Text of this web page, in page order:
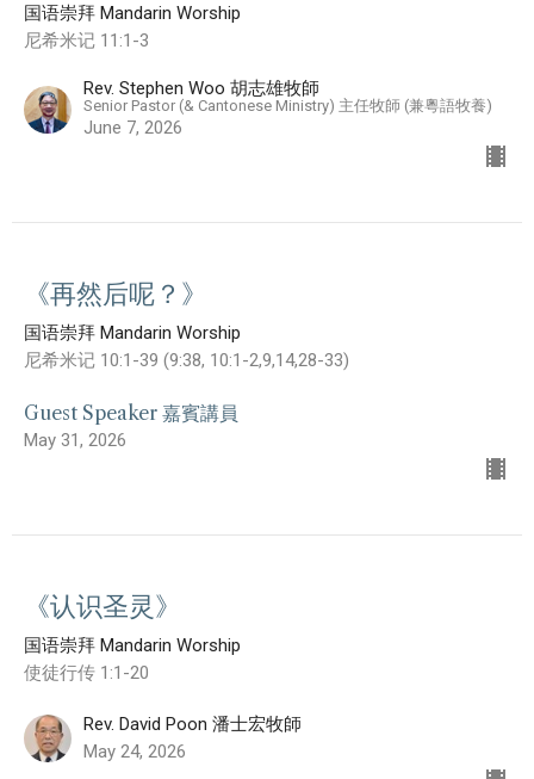
国语崇拜 Mandarin Worship
尼希米记 11:1-3
Rev. Stephen Woo 胡志雄牧師
Senior Pastor (& Cantonese Ministry) 主任牧師 (兼粵語牧養)
June 7, 2026
《再然后呢？》
国语崇拜 Mandarin Worship
尼希米记 10:1-39 (9:38, 10:1-2,9,14,28-33)
Guest Speaker 嘉賓講員
May 31, 2026
《认识圣灵》
国语崇拜 Mandarin Worship
使徒行传 1:1-20
Rev. David Poon 潘士宏牧師
May 24, 2026